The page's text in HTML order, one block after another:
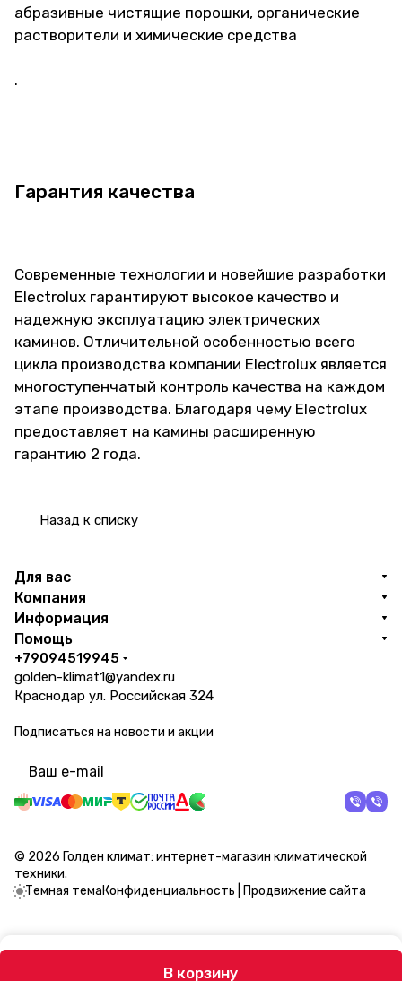
абразивные чистящие порошки, органические
растворители и химические средства
.
Гарантия качества
Современные технологии и новейшие разработки
Electrolux гарантируют высокое качество и
надежную эксплуатацию электрических
каминов. Отличительной особенностью всего
цикла производства компании Electrolux является
многоступенчатый контроль качества на каждом
этапе производства. Благодаря чему Electrolux
предоставляет на камины расширенную
гарантию 2 года.
Назад к списку
В корзину
Для вас
Компания
Информация
Помощь
+79094519945
golden-klimat1@yandex.ru
Краснодар ул. Российская 324
Подписаться на новости и акции
© 2026 Голден климат: интернет-магазин климатической
техники.
Темная темаКонфиденциальность Продвижение сайта